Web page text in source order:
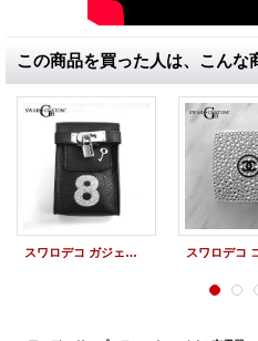
この商品を買った人は、こんな
スワロデコ ガジェットケース レザー